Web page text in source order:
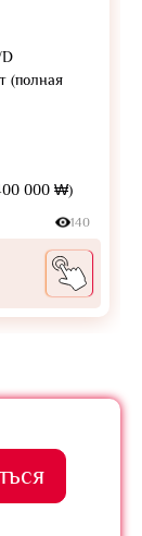
(полная
000 ₩)
140